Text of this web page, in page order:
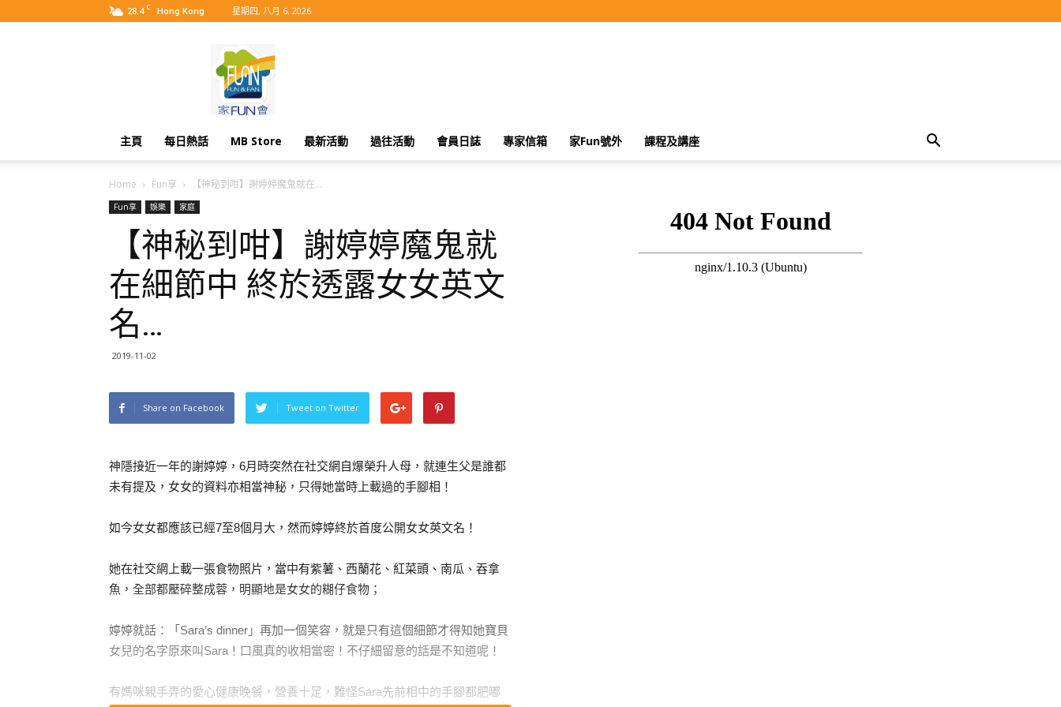
28.4 C Hong Kong 星期四, 八月 6, 2026
主頁 每日熱話 MB Store 最新活動 過往活動 會員日誌 專家信箱 家Fun號外 課程及講座
Home Fun享 【神秘到咁】謝婷婷魔鬼就在...
Fun享 娛樂 家庭
【神秘到咁】謝婷婷魔鬼就
在細節中 終於透露女女英文
名…
2019-11-02
Share on Facebook Tweet on Twitter
神隱接近一年的謝婷婷，6月時突然在社交網自爆榮升人母，就連生父是誰都
未有提及，女女的資料亦相當神秘，只得她當時上載過的手腳相！
如今女女都應該已經7至8個月大，然而婷婷終於首度公開女女英文名！
她在社交網上載一張食物照片，當中有紫薯、西蘭花、紅菜頭、南瓜、吞拿
魚，全部都壓碎整成蓉，明顯地是女女的糊仔食物；
婷婷就話：「Sara’s dinner」再加一個笑容，就是只有這個細節才得知她寶貝
女兒的名字原來叫Sara！口風真的收相當密！不仔細留意的話是不知道呢！
有媽咪親手弄的愛心健康晚餐，營養十足，難怪Sara先前相中的手腳都肥嘟